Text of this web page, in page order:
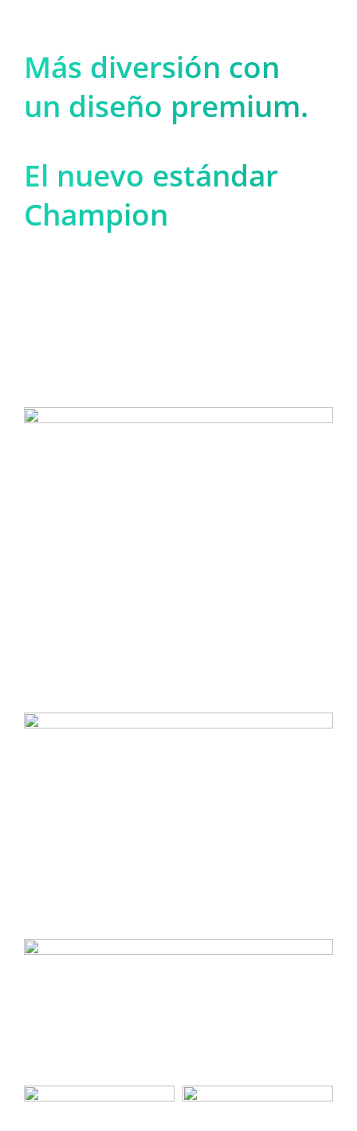
Más diversión con
un diseño premium.
El nuevo estándar
Champion